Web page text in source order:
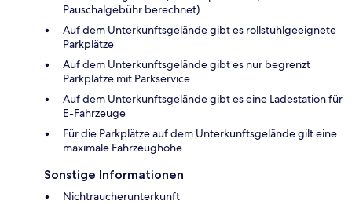
Pauschalgebühr berechnet)
Auf dem Unterkunftsgelände gibt es rollstuhlgeeignete
Parkplätze
Auf dem Unterkunftsgelände gibt es nur begrenzt
Parkplätze mit Parkservice
Auf dem Unterkunftsgelände gibt es eine Ladestation für
E-Fahrzeuge
Für die Parkplätze auf dem Unterkunftsgelände gilt eine
maximale Fahrzeughöhe
Sonstige Informationen
Nichtraucherunterkunft